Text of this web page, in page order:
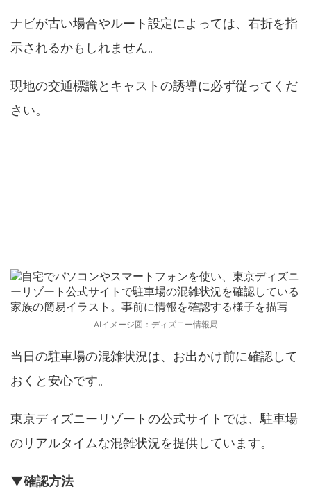
ナビが古い場合やルート設定によっては、右折を指
示されるかもしれません。
現地の交通標識とキャストの誘導に必ず従ってくだ
さい。
AIイメージ図：ディズニー情報局
当日の駐車場の混雑状況は、お出かけ前に確認して
おくと安心です。
東京ディズニーリゾートの公式サイトでは、駐車場
のリアルタイムな混雑状況を提供しています。
▼確認方法